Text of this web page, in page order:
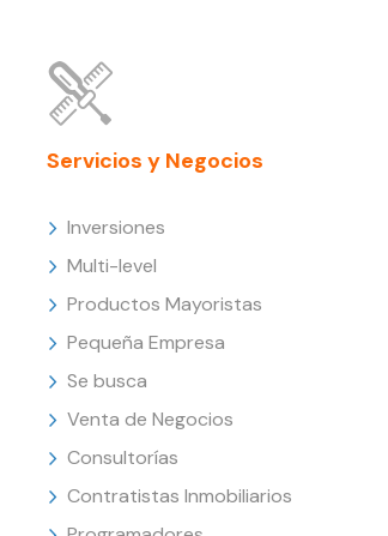
Servicios y Negocios
Inversiones
Multi-level
Productos Mayoristas
Pequeña Empresa
Se busca
Venta de Negocios
Consultorías
Contratistas Inmobiliarios